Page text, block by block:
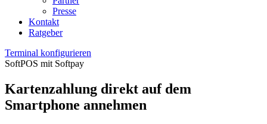
Presse
Kontakt
Ratgeber
Terminal konfigurieren
SoftPOS mit Softpay
Kartenzahlung direkt auf dem
Smartphone annehmen